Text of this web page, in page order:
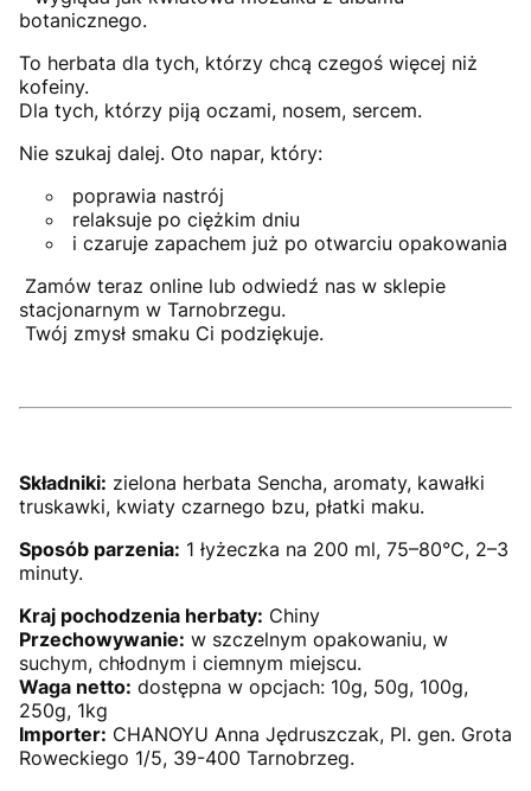
botanicznego.
To herbata dla tych, którzy chcą czegoś więcej niż
kofeiny.
Dla tych, którzy piją oczami, nosem, sercem.
Nie szukaj dalej. Oto napar, który:
poprawia nastrój
relaksuje po ciężkim dniu
i czaruje zapachem już po otwarciu opakowania
Zamów teraz online lub odwiedź nas w sklepie
stacjonarnym w Tarnobrzegu.
Twój zmysł smaku Ci podziękuje.
Składniki: zielona herbata Sencha, aromaty, kawałki
truskawki, kwiaty czarnego bzu, płatki maku.
Sposób parzenia: 1 łyżeczka na 200 ml, 75–80°C, 2–3
minuty.
Kraj pochodzenia herbaty: Chiny
Przechowywanie: w szczelnym opakowaniu, w
suchym, chłodnym i ciemnym miejscu.
Waga netto: dostępna w opcjach: 10g, 50g, 100g,
250g, 1kg
Importer: CHANOYU Anna Jędruszczak, Pl. gen. Grota
Roweckiego 1/5, 39-400 Tarnobrzeg.